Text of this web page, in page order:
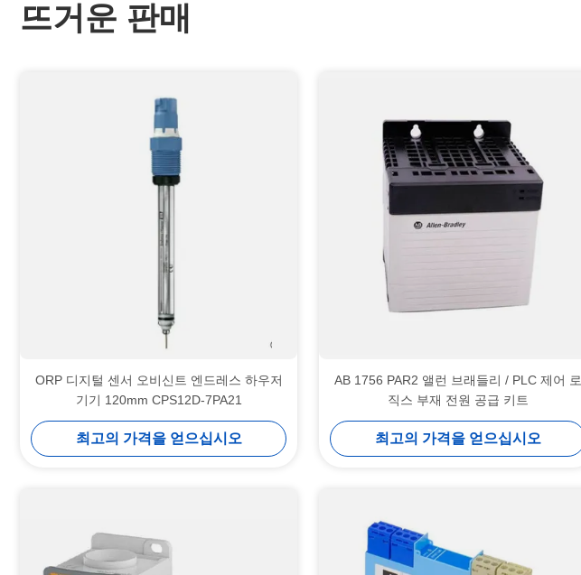
뜨거운 판매
ORP 디지털 센서 오비신트 엔드레스 하우저
기기 120mm CPS12D-7PA21
최고의 가격을 얻으십시오
AB 1756 PAR2 앨런 브래들리 / PLC 제어 로
직스 부재 전원 공급 키트
최고의 가격을 얻으십시오